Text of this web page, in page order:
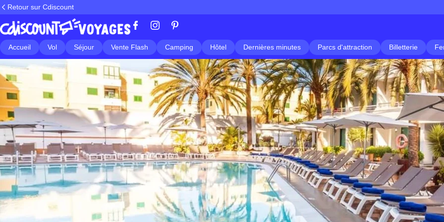
Retour sur Cdiscount
Accueil Vol Séjour Vente Flash Camping Hôtel Dernières minutes Parcs d'attraction Billetterie